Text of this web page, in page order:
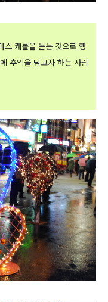
스 캐롤을 듣는 것으로 행
추억을 담고자 하는 사람